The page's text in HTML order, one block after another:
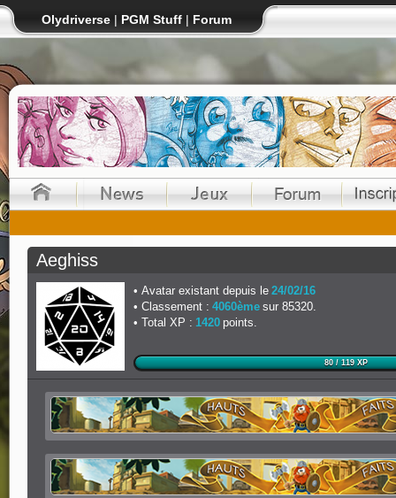
Olydriverse | PGM Stuff | Forum
Aeghiss
Avatar existant depuis le 24/02/16
Classement : 4060ème sur 85320.
Total XP : 1420 points.
80 / 119 XP